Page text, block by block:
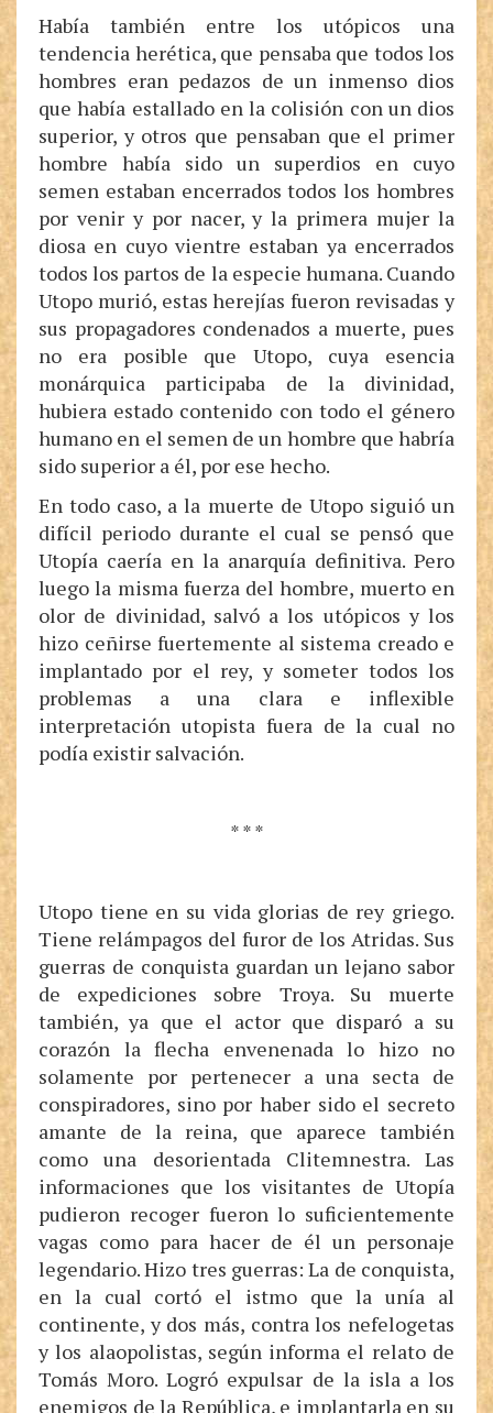
Había también entre los utópicos una
tendencia herética, que pensaba que todos los
hombres eran pedazos de un inmenso dios
que había estallado en la colisión con un dios
superior, y otros que pensaban que el primer
hombre había sido un superdios en cuyo
semen estaban encerrados todos los hombres
por venir y por nacer, y la primera mujer la
diosa en cuyo vientre estaban ya encerrados
todos los partos de la especie humana. Cuando
Utopo murió, estas herejías fueron revisadas y
sus propagadores condenados a muerte, pues
no era posible que Utopo, cuya esencia
monárquica participaba de la divinidad,
hubiera estado contenido con todo el género
humano en el semen de un hombre que habría
sido superior a él, por ese hecho.
En todo caso, a la muerte de Utopo siguió un
difícil periodo durante el cual se pensó que
Utopía caería en la anarquía definitiva. Pero
luego la misma fuerza del hombre, muerto en
olor de divinidad, salvó a los utópicos y los
hizo ceñirse fuertemente al sistema creado e
implantado por el rey, y someter todos los
problemas a una clara e inflexible
interpretación utopista fuera de la cual no
podía existir salvación.
* * *
Utopo tiene en su vida glorias de rey griego.
Tiene relámpagos del furor de los Atridas. Sus
guerras de conquista guardan un lejano sabor
de expediciones sobre Troya. Su muerte
también, ya que el actor que disparó a su
corazón la flecha envenenada lo hizo no
solamente por pertenecer a una secta de
conspiradores, sino por haber sido el secreto
amante de la reina, que aparece también
como una desorientada Clitemnestra. Las
informaciones que los visitantes de Utopía
pudieron recoger fueron lo suficientemente
vagas como para hacer de él un personaje
legendario. Hizo tres guerras: La de conquista,
en la cual cortó el istmo que la unía al
continente, y dos más, contra los nefelogetas
y los alaopolistas, según informa el relato de
Tomás Moro. Logró expulsar de la isla a los
enemigos de la República, e implantarla en su